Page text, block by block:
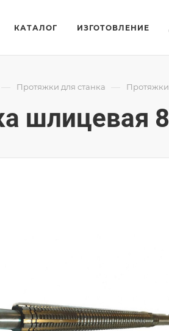
КАТАЛОГ ИЗГОТОВЛЕНИЕ
— Протяжки для станка —
шлицевая